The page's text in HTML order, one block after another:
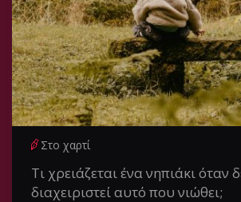
Στο χαρτί
Τι χρειάζεται ένα νηπιάκι όταν
διαχειριστεί αυτό που νιώθει;